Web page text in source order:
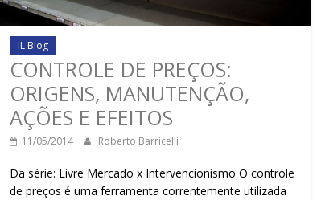
IL Blog
CONTROLE DE PREÇOS:
ORIGENS, MANUTENÇÃO,
AÇÕES E EFEITOS
11/05/2014 Roberto Barricelli
Da série: Livre Mercado x Intervencionismo O controle
de preços é uma ferramenta correntemente utilizada